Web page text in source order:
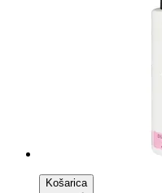
Košarica